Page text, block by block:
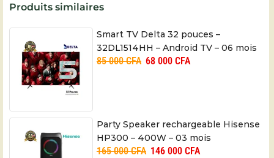
Produits similaires
Smart TV Delta 32 pouces –
32DL1514HH – Android TV – 06 mois
85 000CFA 68 000 CFA
Party Speaker rechargeable Hisense
HP300 – 400W – 03 mois
165 000CFA 146 000 CFA